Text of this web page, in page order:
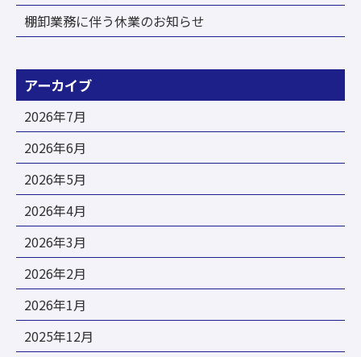
棚卸業務に伴う休業のお知らせ
アーカイブ
2026年7月
2026年6月
2026年5月
2026年4月
2026年3月
2026年2月
2026年1月
2025年12月